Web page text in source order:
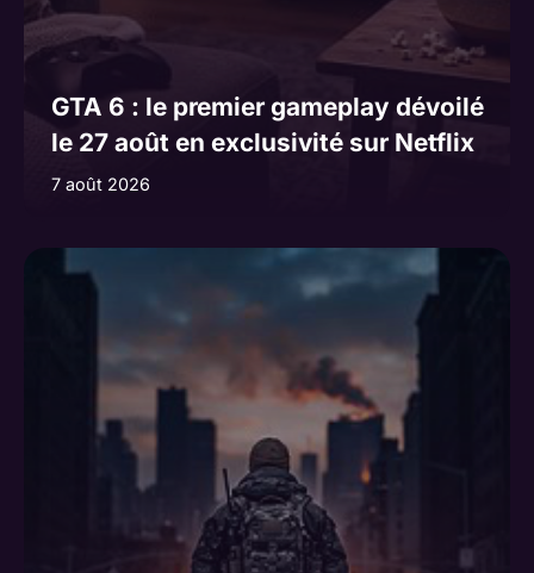
GTA 6 : le premier gameplay dévoilé
le 27 août en exclusivité sur Netflix
7 août 2026